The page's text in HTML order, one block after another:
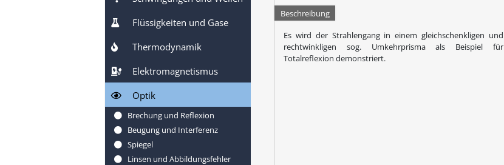
Flüssigkeiten und Gase
Thermodynamik
Elektromagnetismus
Optik
Brechung und Reflexion
Beugung und Interferenz
Spiegel
Linsen und Abbildungsfehler
Beschreibung
Es wird der Strahlengang in einem gleichschenkligen und
rechtwinkligen sog. Umkehrprisma als Beispiel für
Totalreflexion demonstriert.